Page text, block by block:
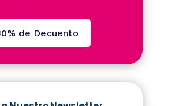
de Decuento